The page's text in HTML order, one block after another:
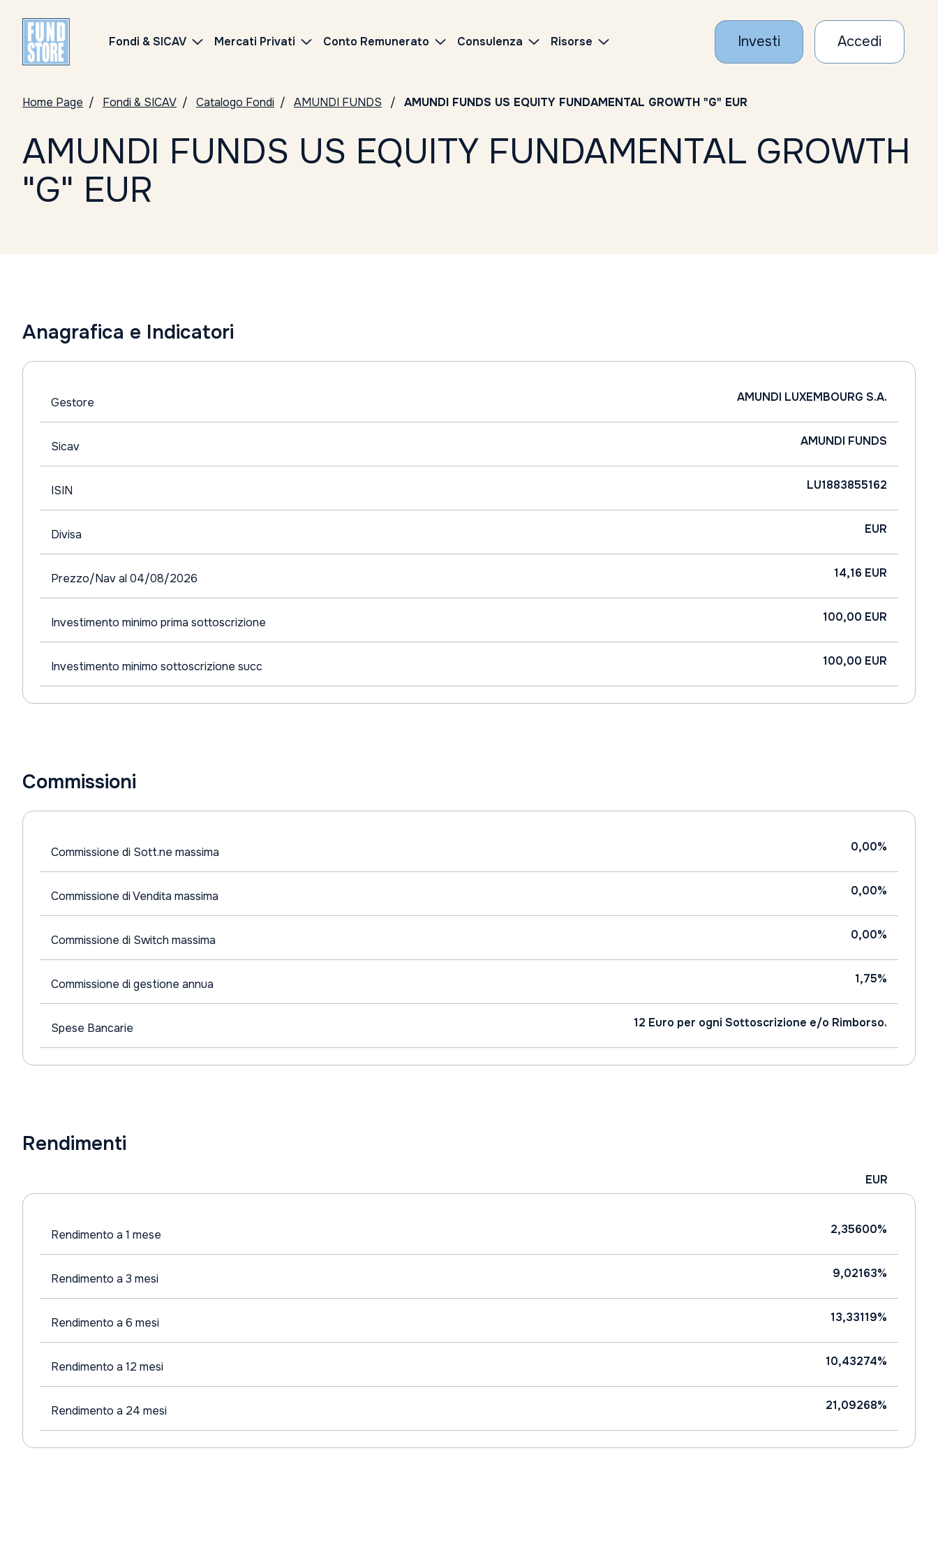
Fondi & SICAV Mercati Privati Conto Remunerato Consulenza Risorse Investi Accedi
Home Page Fondi & SICAV Catalogo Fondi AMUNDI FUNDS AMUNDI FUNDS US EQUITY FUNDAMENTAL GROWTH "G" EUR
AMUNDI FUNDS US EQUITY FUNDAMENTAL GROWTH
"G" EUR
Anagrafica e Indicatori
Gestore AMUNDI LUXEMBOURG S.A.
Sicav AMUNDI FUNDS
ISIN LU1883855162
Divisa EUR
Prezzo/Nav al 04/08/2026 14,16 EUR
Investimento minimo prima sottoscrizione 100,00 EUR
Investimento minimo sottoscrizione succ 100,00 EUR
Commissioni
Commissione di Sott.ne massima 0,00%
Commissione di Vendita massima 0,00%
Commissione di Switch massima 0,00%
Commissione di gestione annua 1,75%
Spese Bancarie 12 Euro per ogni Sottoscrizione e/o Rimborso.
Rendimenti
EUR
Rendimento a 1 mese 2,35600%
Rendimento a 3 mesi 9,02163%
Rendimento a 6 mesi 13,33119%
Rendimento a 12 mesi 10,43274%
Rendimento a 24 mesi 21,09268%